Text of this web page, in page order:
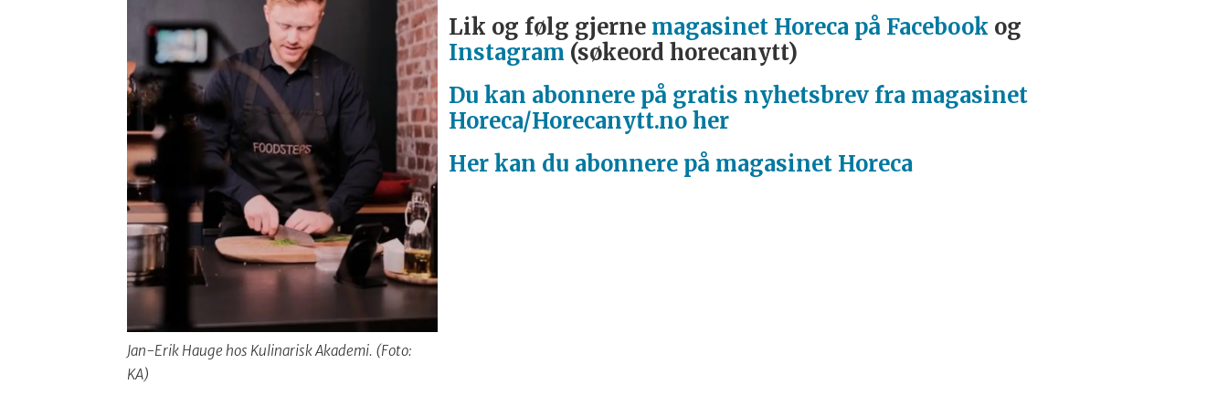
Jan-Erik Hauge hos Kulinarisk Akademi. (Foto:
KA)
Lik og følg gjerne magasinet Horeca på Facebook og
Instagram (søkeord horecanytt)
Du kan abonnere på gratis nyhetsbrev fra magasinet
Horeca/Horecanytt.no her
Her kan du abonnere på magasinet Horeca